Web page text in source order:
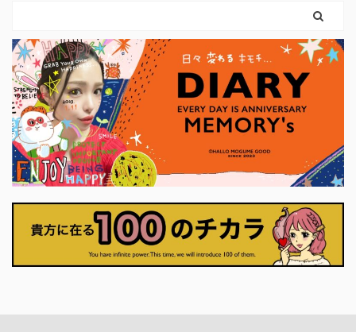
っ
に
せ
に、やさしさを捨てなくていい」 とい
うことを教えてくれます。 前のカード
で育ててきた意志は、 ここで初めて、
外の世界に触れはじめます。 それは大
きな行動でなくてもかまいません。 小
さく ...
ちゃん
りも、
に、「
に決断